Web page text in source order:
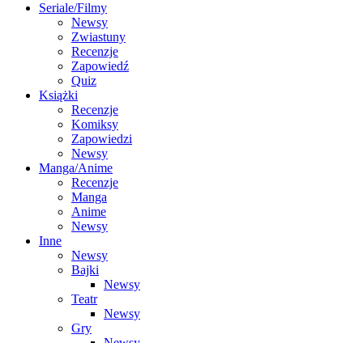
Seriale/Filmy
Newsy
Zwiastuny
Recenzje
Zapowiedź
Quiz
Książki
Recenzje
Komiksy
Zapowiedzi
Newsy
Manga/Anime
Recenzje
Manga
Anime
Newsy
Inne
Newsy
Bajki
Newsy
Teatr
Newsy
Gry